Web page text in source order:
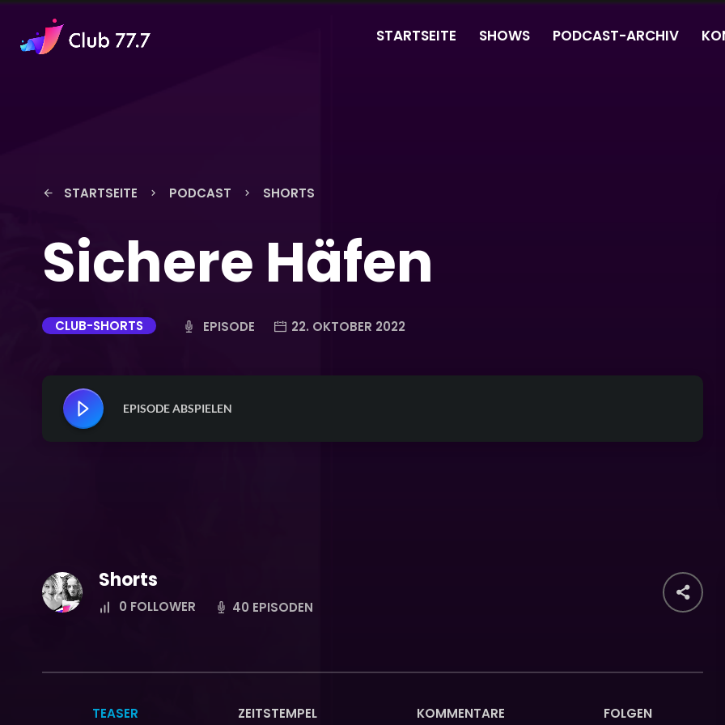
STARTSEITE SHOWS PODCAST-ARCHIV
arrow_back STARTSEITE keyboard_arrow_right PODCAST keyboard_arrow_right SHORTS
Sichere Häfen
CLUB-SHORTS EPISODE 22. OKTOBER 2022
EPISODE ABSPIELEN
Shorts
0 FOLLOWER 40 EPISODEN
TEASER ZEITSTEMPEL KOMMENTARE FOLGEN